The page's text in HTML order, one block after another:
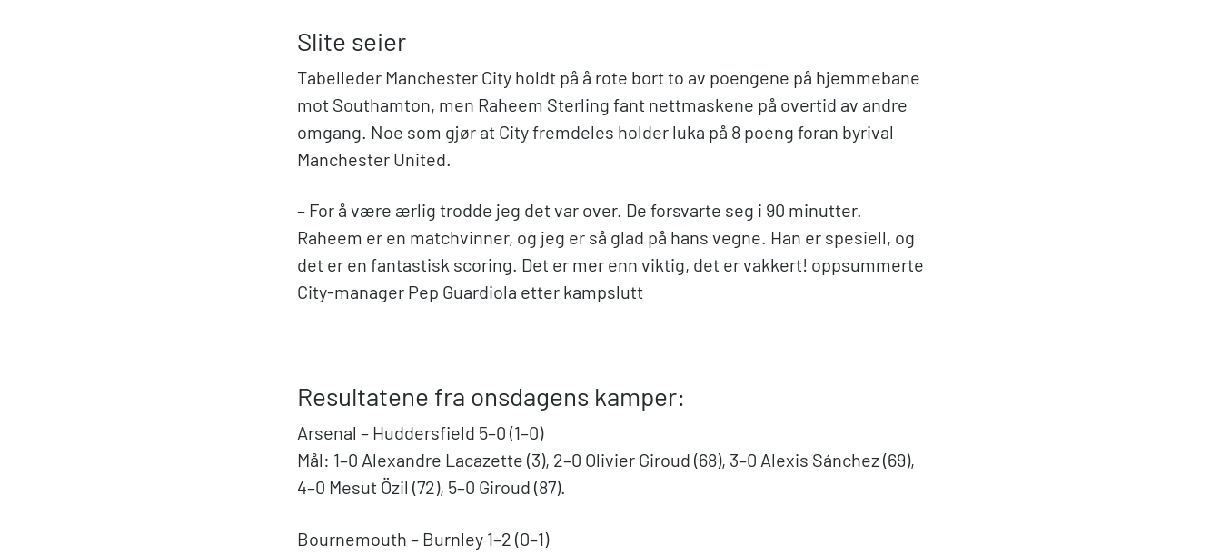
Slite seier
Tabelleder Manchester City holdt på å rote bort to av poengene på hjemmebane
mot Southamton, men Raheem Sterling fant nettmaskene på overtid av andre
omgang. Noe som gjør at City fremdeles holder luka på 8 poeng foran byrival
Manchester United.
– For å være ærlig trodde jeg det var over. De forsvarte seg i 90 minutter.
Raheem er en matchvinner, og jeg er så glad på hans vegne. Han er spesiell, og
det er en fantastisk scoring. Det er mer enn viktig, det er vakkert! oppsummerte
City-manager Pep Guardiola etter kampslutt
Resultatene fra onsdagens kamper:
Arsenal – Huddersfield 5–0 (1–0)
Mål: 1–0 Alexandre Lacazette (3), 2–0 Olivier Giroud (68), 3–0 Alexis Sánchez (69),
4–0 Mesut Özil (72), 5–0 Giroud (87).
Bournemouth – Burnley 1–2 (0–1)